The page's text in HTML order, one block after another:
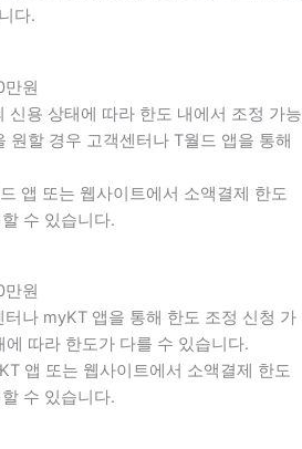
다.
만원
신용 상태에 따라 한도 내에서 조정 가능
원할 경우 고객센터나 T월드 앱을 통해
앱 또는 웹사이트에서 소액결제 한도
수 있습니다.
만원
터나 myKT 앱을 통해 한도 조정 신청 가
에 따라 한도가 다를 수 있습니다.
앱 또는 웹사이트에서 소액결제 한도
수 있습니다.